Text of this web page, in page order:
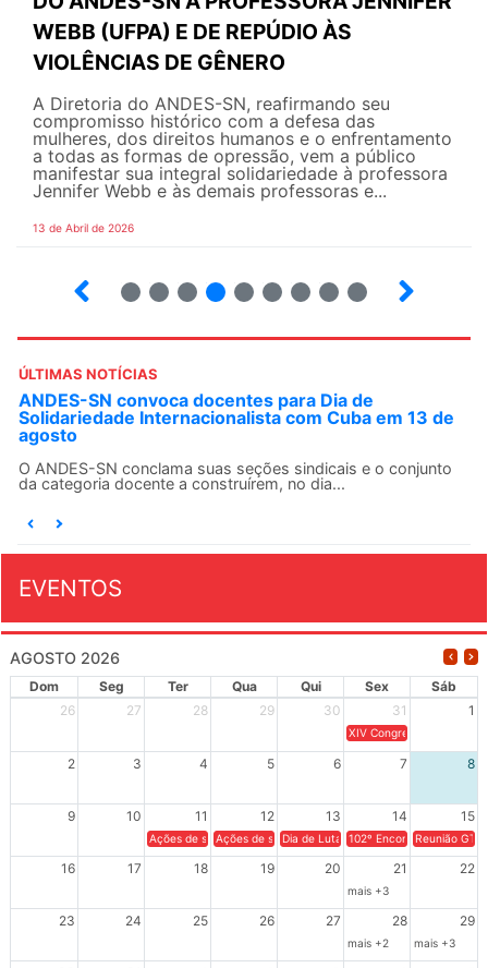
WEBB (UFPA) E DE REPÚDIO ÀS
VIOLÊNCIAS DE GÊNERO
A Diretoria do ANDES-SN, reafirmando seu
compromisso histórico com a defesa das
mulheres, dos direitos humanos e o enfrentamento
a todas as formas de opressão, vem a público
manifestar sua integral solidariedade à professora
Jennifer Webb e às demais professoras e...
13 de Abril de 2026
ÚLTIMAS NOTÍCIAS
ANDES-SN convoca docentes para Dia de
Solidariedade Internacionalista com Cuba em 13 de
agosto
O ANDES-SN conclama suas seções sindicais e o conjunto
da categoria docente a construírem, no dia...
EVENTOS
AGOSTO 2026
Dom Seg Ter Qua Qui Sex
Sáb
26
27 28 29 30 31 1
XIV Congresso Brasileiro
2 3 4 5 6 7 8
9 10 11 12 13 14 15
Ações de solidariedade a Cuba no Rio Grande do Sul - 100
Ações de solidariedade a Cuba no Rio Grande do
Dia de Luta em Defesa de Cuba e da
102º Encontro da
Reunião
16 17 18 19 20 21 22
mais +3
23 24 25 26 27 28 29
mais +2 mais +3